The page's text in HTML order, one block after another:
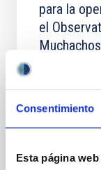
Consentimiento
Esta página
para la
el
Muchachos
Construir y
atmosféricas